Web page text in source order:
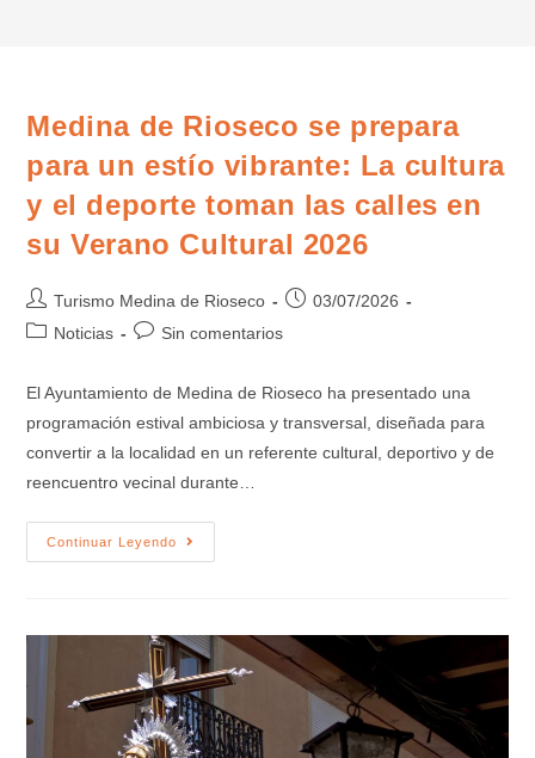
Medina de Rioseco se prepara
para un estío vibrante: La cultura
y el deporte toman las calles en
su Verano Cultural 2026
Turismo Medina de Rioseco
03/07/2026
Noticias
Sin comentarios
El Ayuntamiento de Medina de Rioseco ha presentado una
programación estival ambiciosa y transversal, diseñada para
convertir a la localidad en un referente cultural, deportivo y de
reencuentro vecinal durante…
Continuar Leyendo